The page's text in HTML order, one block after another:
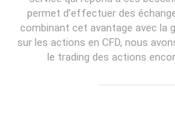
permet d’effectuer des
combinant cet avantage avec la
sur les actions en CFD, nous
le trading des actions